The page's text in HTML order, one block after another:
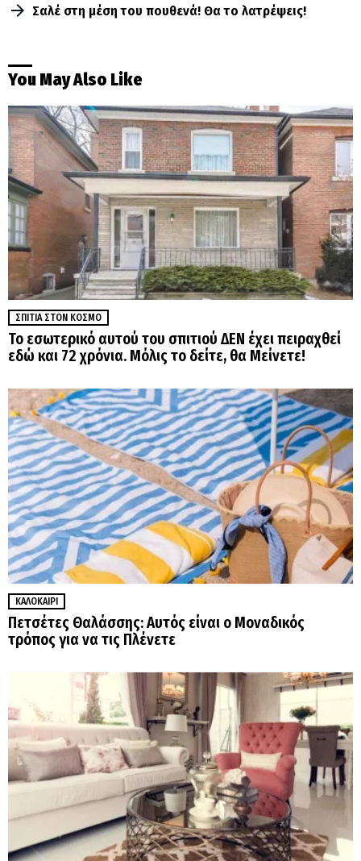
Σαλέ στη μέση του πουθενά! Θα το λατρέψεις!
You May Also Like
ΣΠΊΤΙΑ ΣΤΟΝ ΚΌΣΜΟ
Το εσωτερικό αυτού του σπιτιού ΔΕΝ έχει πειραχθεί
εδώ και 72 χρόνια. Μόλις το δείτε, θα Μείνετε!
ΚΑΛΟΚΑΊΡΙ
Πετσέτες Θαλάσσης: Αυτός είναι ο Μοναδικός
τρόπος για να τις Πλένετε